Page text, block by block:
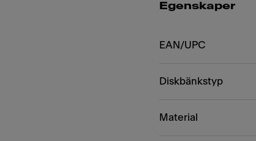
Egenskaper
EAN/UPC
Diskbänkstyp
Material